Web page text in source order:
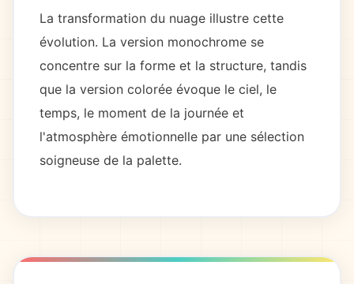
La transformation du nuage illustre cette
évolution. La version monochrome se
concentre sur la forme et la structure, tandis
que la version colorée évoque le ciel, le
temps, le moment de la journée et
l'atmosphère émotionnelle par une sélection
soigneuse de la palette.